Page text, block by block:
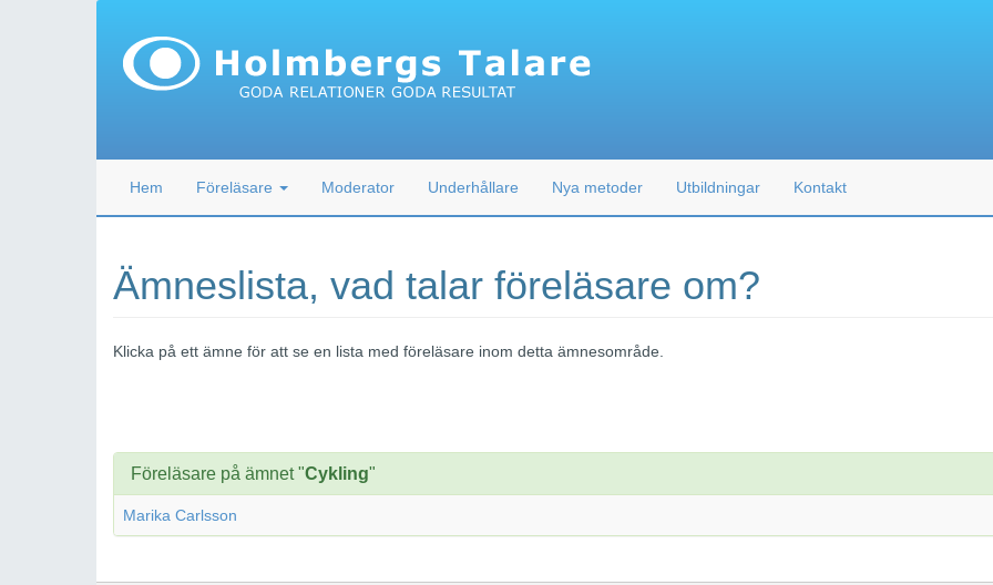
Hem Föreläsare Moderator Underhållare Nya metoder Utbildningar Kontakt
Ämneslista, vad talar föreläsare om?
Klicka på ett ämne för att se en lista med föreläsare inom detta ämnesområde.
Föreläsare på ämnet "Cykling"
Marika Carlsson